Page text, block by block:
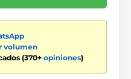
volumen
(370+ opiniones)